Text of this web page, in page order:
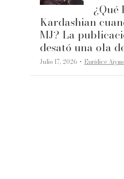
¿Qué
Kardashian
MJ? La
desató una ola
Julio 17, 2026 ·Eurídice